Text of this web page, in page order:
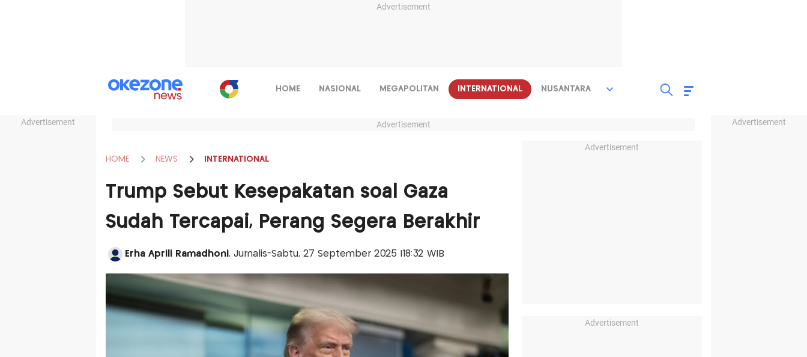
Advertisement
Advertisement Advertisement
HOME NASIONAL MEGAPOLITAN INTERNATIONAL NUSANTARA
Advertisement
HOME NEWS INTERNATIONAL
Trump Sebut Kesepakatan soal Gaza
Sudah Tercapai, Perang Segera Berakhir
Erha Aprili Ramadhoni, Jurnalis-Sabtu, 27 September 2025 |18:32 WIB
Advertisement
Advertisement